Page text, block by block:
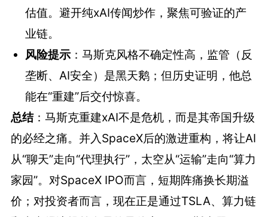
估值。避开纯xAI传闻炒作，聚焦可验证的产
业链。
风险提示：马斯克风格不确定性高，监管（反
垄断、AI安全）是黑天鹅；但历史证明，他总
能在“重建”后交付惊喜。
总结：马斯克重建xAI不是危机，而是其帝国升级
的必经之痛。并入SpaceX后的激进重构，将让AI
从“聊天”走向“代理执行”，太空从“运输”走向“算力
家园”。对SpaceX IPO而言，短期阵痛换长期溢
价；对投资者而言，现在正是通过TSLA、算力链